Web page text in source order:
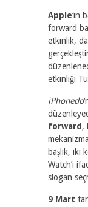
Apple‘ın
forward
etkinlik,
etkinliği
iPhonedo
forward ,
başlık, iki
Watch’ı
slogan
9 Mart